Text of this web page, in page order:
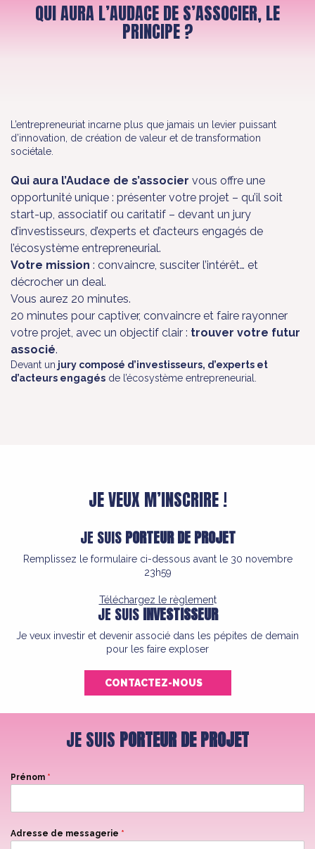
QUI AURA L’AUDACE DE S’ASSOCIER, LE
PRINCIPE ?
L’entrepreneuriat incarne plus que jamais un levier puissant
d’innovation, de création de valeur et de transformation
sociétale.
Qui aura l’Audace de s’associer vous offre une
opportunité unique : présenter votre projet – qu’il soit
start-up, associatif ou caritatif – devant un jury
d’investisseurs, d’experts et d’acteurs engagés de
l’écosystème entrepreneurial.
Votre mission : convaincre, susciter l’intérêt… et
décrocher un deal.
Vous aurez 20 minutes.
20 minutes pour captiver, convaincre et faire rayonner
votre projet, avec un objectif clair : trouver votre futur
associé.
Devant un jury composé d’investisseurs, d’experts et
d’acteurs engagés de l’écosystème entrepreneurial.
JE VEUX M’INSCRIRE !
JE SUISPORTEUR DE PROJET
Remplissez le formulaire ci-dessous avant le 30 novembre
23h59
Téléchargez le règlement
JE SUISINVESTISSEUR
Je veux investir et devenir associé dans les pépites de demain
pour les faire exploser
CONTACTEZ-NOUS
JE SUIS PORTEUR DE PROJET
Prénom *
Adresse de messagerie *